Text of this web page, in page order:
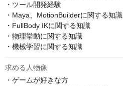
・ツール開発経験
・Maya、MotionBuilderに関する知識
・FullBody IKに関する知識
・物理挙動に関する知識
・機械学習に関する知識
求める人物像
・ゲームが好きな方